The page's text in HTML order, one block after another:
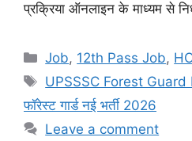
प्रक्रिया ऑनलाइन के माध्यम से
Categories
Job, 12th Pass Job,
Tags
UPSSSC Forest
फॉरेस्ट गार्ड नई भर्ती 2026
Leave a comment